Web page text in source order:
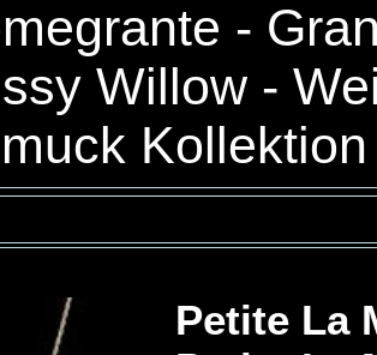
-
Willow -
Petite La